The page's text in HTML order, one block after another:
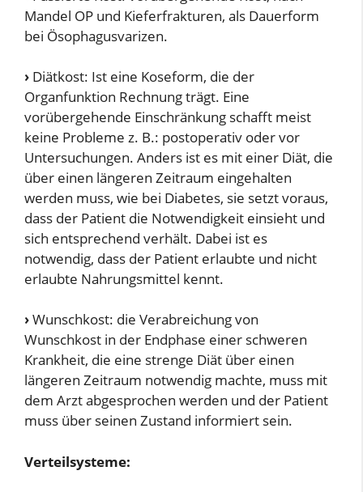
Mandel OP und Kieferfrakturen, als Dauerform
bei Ösophagusvarizen.
› Diätkost: Ist eine Koseform, die der
Organfunktion Rechnung trägt. Eine
vorübergehende Einschränkung schafft meist
keine Probleme z. B.: postoperativ oder vor
Untersuchungen. Anders ist es mit einer Diät, die
über einen längeren Zeitraum eingehalten
werden muss, wie bei Diabetes, sie setzt voraus,
dass der Patient die Notwendigkeit einsieht und
sich entsprechend verhält. Dabei ist es
notwendig, dass der Patient erlaubte und nicht
erlaubte Nahrungsmittel kennt.
›Wunschkost: die Verabreichung von
Wunschkost in der Endphase einer schweren
Krankheit, die eine strenge Diät über einen
längeren Zeitraum notwendig machte, muss mit
dem Arzt abgesprochen werden und der Patient
muss über seinen Zustand informiert sein.
Verteilsysteme: